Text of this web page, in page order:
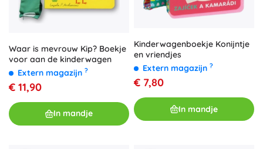
Waar is mevrouw Kip? Boekje
voor aan de kinderwagen
Extern magazijn ?
€ 11,90
In mandje
Kinderwagenboekje Konijntje
en vriendjes
Extern magazijn ?
€ 7,80
In mandje